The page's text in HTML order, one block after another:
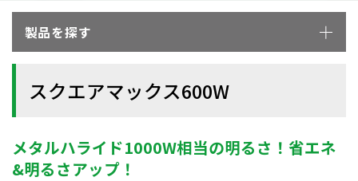
製品を探す
スクエアマックス600W
メタルハライド1000W相当の明るさ！省エネ
&明るさアップ！